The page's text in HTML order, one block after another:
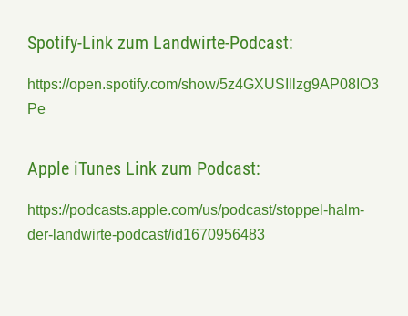
Spotify-Link zum Landwirte-Podcast:
https://open.spotify.com/show/5z4GXUSIIlzg9AP08IO3
Pe
Apple iTunes Link zum Podcast:
https://podcasts.apple.com/us/podcast/stoppel-halm-
der-landwirte-podcast/id1670956483